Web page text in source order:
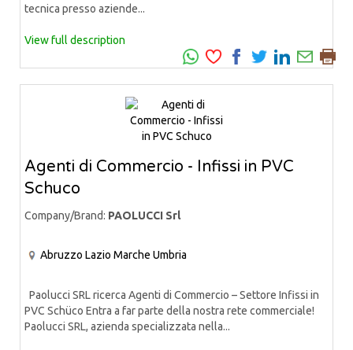
tecnica presso aziende...
View full description
Agenti di Commercio - Infissi in PVC
Schuco
Company/Brand: PAOLUCCI Srl
Abruzzo Lazio Marche Umbria
Paolucci SRL ricerca Agenti di Commercio – Settore Infissi in
PVC Schüco Entra a far parte della nostra rete commerciale!
Paolucci SRL, azienda specializzata nella...